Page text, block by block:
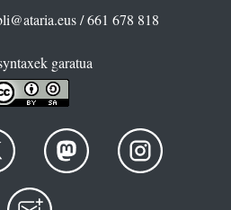
/ 661 678 818
garatua